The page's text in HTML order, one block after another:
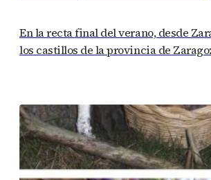
En la recta final del verano, desde
los castillos de la provincia de